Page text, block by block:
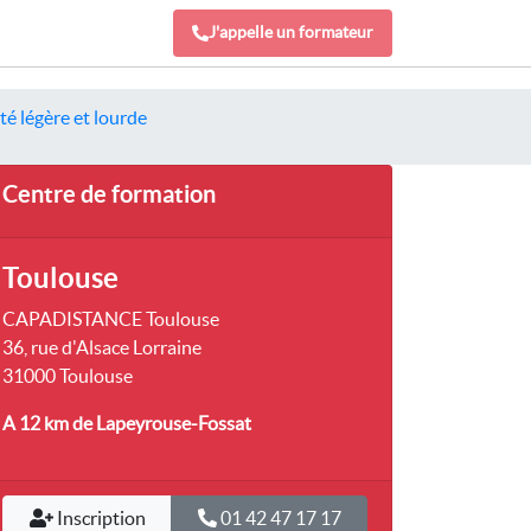
J'appelle un formateur
légère et lourde
Centre de formation
Toulouse
CAPADISTANCE Toulouse
36, rue d'Alsace Lorraine
31000 Toulouse
A 12 kmde Lapeyrouse-Fossat
Inscription 01 42 47 17 17